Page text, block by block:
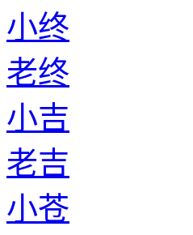
小终
老终
小吉
老吉
小苍